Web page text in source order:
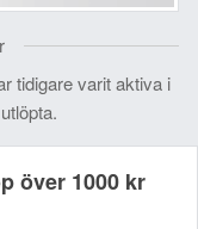
tidigare varit aktiva i
över 1000 kr